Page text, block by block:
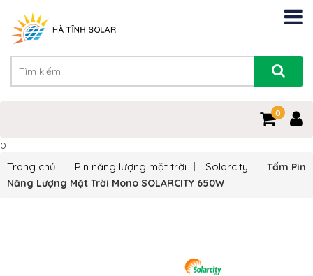
0
0
Trang chủ Pin năng lượng mặt trời Solarcity
Tấm Pin
Năng Lượng Mặt Trời Mono SOLARCITY 650W